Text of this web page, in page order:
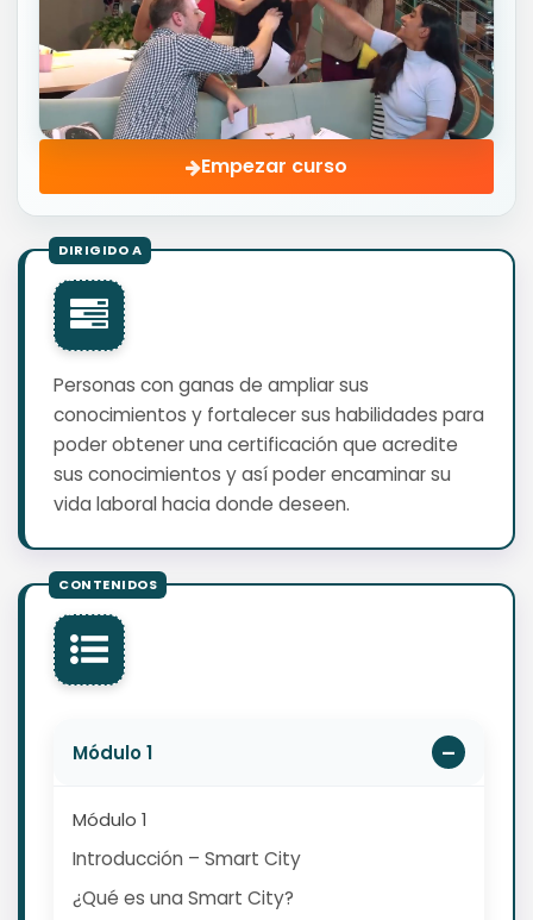
Empezar curso
Personas con ganas de ampliar sus
conocimientos y fortalecer sus habilidades para
poder obtener una certificación que acredite
sus conocimientos y así poder encaminar su
vida laboral hacia donde deseen.
Módulo 1
Módulo 1
Introducción – Smart City
¿Qué es una Smart City?